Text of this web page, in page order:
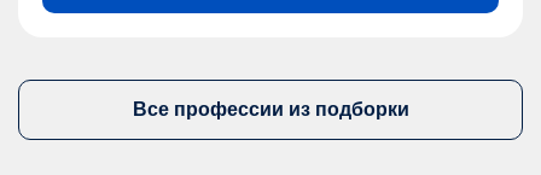
Все профессии из подборки